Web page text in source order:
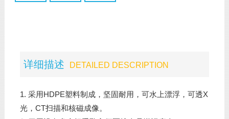
详细描述 DETAILED DESCRIPTION
1. 采用HDPE塑料制成，坚固耐用，可水上漂浮，可透X
光，CT扫描和核磁成像。